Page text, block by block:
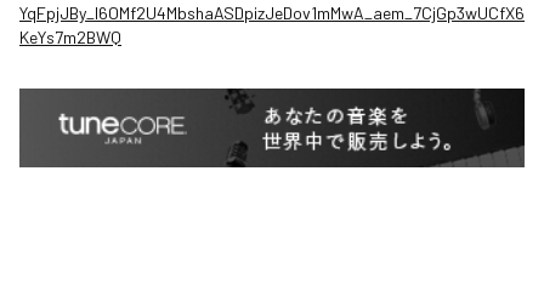
YqFpjJBy_l6OMf2U4MbshaASDpizJeDov1mMwA_aem_7CjGp3wUCfX6
KeYs7m2BWQ